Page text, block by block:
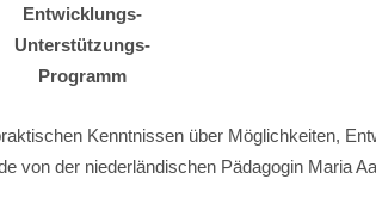
Entwicklungs-
Unterstützungs-
Programm
Kenntnissen über Möglichkeiten,
von der niederländischen Pädagogin Maria